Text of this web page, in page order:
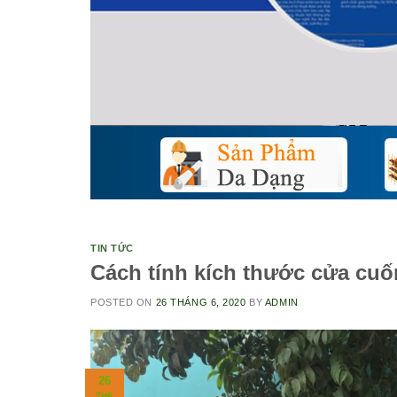
TIN TỨC
Cách tính kích thước cửa
POSTED ON 26 THÁNG 6, 2020 BY ADMIN
26